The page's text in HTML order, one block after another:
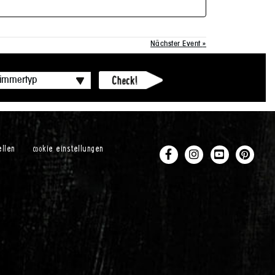
Nächster Event»
cookie einstellungen